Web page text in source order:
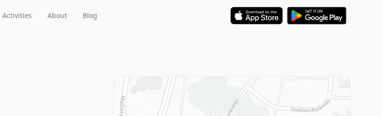
Activities About Blog